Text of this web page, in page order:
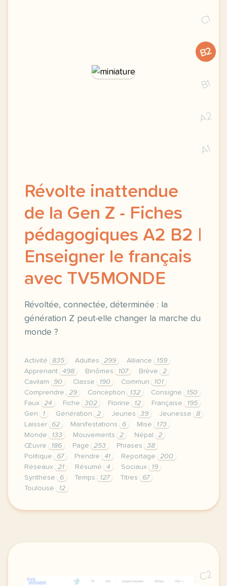
C1
B2
B1
A2
A1
Révolte inattendue
de la Gen Z - Fiches
pédagogiques A2 B2 |
Enseigner le français
avec TV5MONDE
Révoltée, connectée, déterminée : la
génération Z peut-elle changer la marche du
monde ?
Activité 835 Adultes 299 Alliance
159
Apprenant
498 Binômes 107 Brève
2
Cavilam
90 Classe 190 Commun
101
Comprendre
29 Conception 132 Consigne
150
Faux
24 Fiche 302 Florine 12 Française
195
Gen
1 Génération 2 Jeunes 39 Jeunesse
8
Laisser
62 Manifestations 6 Mise
173
Monde
133 Mouvements 2 Népal
2
Œuvre
186 Page 253 Phrases
38
Politique
67 Prendre 41 Reportage
200
Réseaux
21 Résumé 4 Sociaux
19
Synthèse
6 Temps 127 Titres
67
Toulouse
12
continuer sans accepter le respect de votre vie
C2